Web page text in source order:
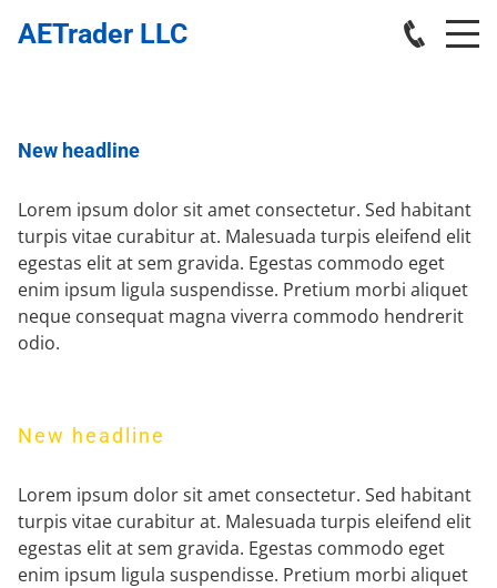
AETrader LLC
New headline
Lorem ipsum dolor sit amet consectetur. Sed habitant
turpis vitae curabitur at. Malesuada turpis eleifend elit
egestas elit at sem gravida. Egestas commodo eget
enim ipsum ligula suspendisse. Pretium morbi aliquet
neque consequat magna viverra commodo hendrerit
odio.
New headline
Lorem ipsum dolor sit amet consectetur. Sed habitant
turpis vitae curabitur at. Malesuada turpis eleifend elit
egestas elit at sem gravida. Egestas commodo eget
enim ipsum ligula suspendisse. Pretium morbi aliquet